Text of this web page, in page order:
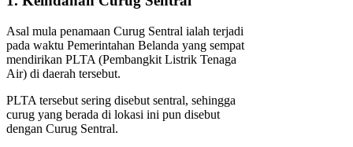
Asal mula penamaan Curug Sentral ialah terjadi
pada waktu Pemerintahan Belanda yang sempat
mendirikan PLTA (Pembangkit Listrik Tenaga
Air) di daerah tersebut.
PLTA tersebut sering disebut sentral, sehingga
curug yang berada di lokasi ini pun disebut
dengan Curug Sentral.